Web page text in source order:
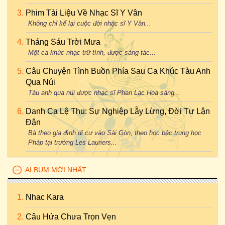
Phim Tài Liệu Về Nhạc Sĩ Y Vân
Không chỉ kể lại cuộc đời nhạc sĩ Y Vân...
Tháng Sáu Trời Mưa
Một ca khúc nhạc trữ tình, được sáng tác...
Câu Chuyện Tình Buồn Phía Sau Ca Khúc Tàu Anh
Qua Núi
Tàu anh qua núi được nhạc sĩ Phan Lạc Hoa sáng...
Danh Ca Lệ Thu: Sự Nghiệp Lẫy Lừng, Đời Tư Lận
Đận
Bà theo gia đình di cư vào Sài Gòn, theo học bậc trung học
Pháp tại trường Les Lauriers...
ALBUM MỚI NHẤT
Nhac Kara
Câu Hứa Chưa Trọn Vẹn